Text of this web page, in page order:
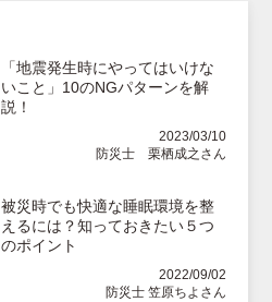
「地震発生時にやってはいけな
いこと」10のNGパターンを解
説！
2023/03/10
防災士 栗栖成之さん
被災時でも快適な睡眠環境を整
えるには？知っておきたい５つ
のポイント
2022/09/02
防災士 笠原ちよさん